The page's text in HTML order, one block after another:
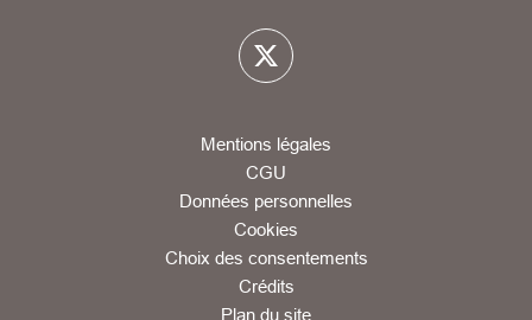
Mentions légales
CGU
Données personnelles
Cookies
Choix des consentements
Crédits
Plan du site